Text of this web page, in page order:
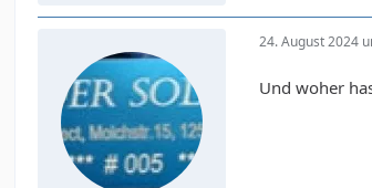
24. August 2024
Und woher